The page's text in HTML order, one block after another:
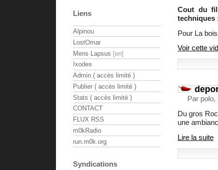
Cout du
techniques
Pour La
Voir cette
Par
Du gros
une
Lire la suite
Liens
Alpinou
LostOmar
Mens Lapsus
Ixodes
Admin ( accès limité )
Publier ( accès limité )
Stats ( accès limité )
CONTACT
FLUX RSS
m0kRadio
run.m0k.org
Syndications